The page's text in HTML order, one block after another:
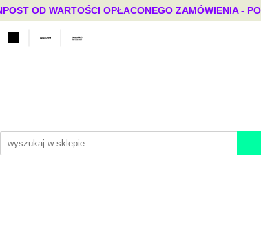
OD WARTOŚCI OPŁACONEGO ZAMÓWIENIA -
Mega okazje